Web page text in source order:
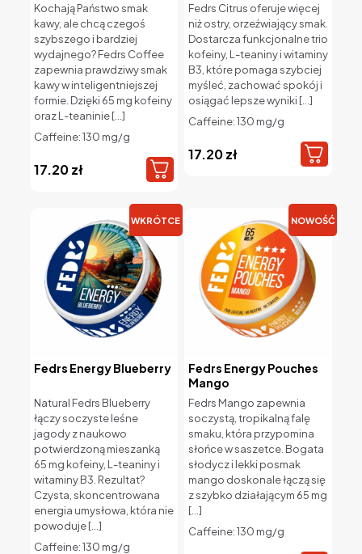
Kochają Państwo smak
kawy, ale chcą czegoś
szybszego i bardziej
wydajnego? Fedrs Coffee
zapewnia prawdziwy smak
kawy w inteligentniejszej
formie. Dzięki 65 mg kofeiny
oraz L-teaninie[…]
Caffeine: 130 mg/g
17.20zł
Fedrs Citrus oferuje więcej
niż ostry, orzeźwiający smak.
Dostarcza funkcjonalne trio
kofeiny, L-teaniny i witaminy
B3, które pomaga szybciej
myśleć, zachować spokój i
osiągać lepsze wyniki […]
Caffeine: 130 mg/g
17.20zł
WKRÓTCE
Fedrs Energy Blueberry
Natural Fedrs Blueberry
łączy soczyste leśne
jagody z naukowo
potwierdzoną mieszanką
65 mg kofeiny, L-teaniny i
witaminy B3. Rezultat?
Czysta, skoncentrowana
energia umysłowa, która nie
powoduje[…]
Caffeine: 130 mg/g
NOWOŚĆ
Fedrs Energy Pouches
Mango
Fedrs Mango zapewnia
soczystą, tropikalną falę
smaku, która przypomina
słońce w saszetce. Bogata
słodycz i lekki posmak
mango doskonale łączą się
z szybko działającym 65 mg
[…]
Caffeine: 130 mg/g